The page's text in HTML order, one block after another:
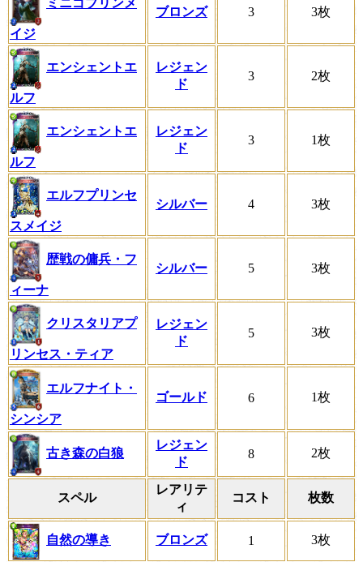
ミニゴブリンメ
イジ
ブロンズ 3 3枚
エンシェントエ
ルフ
レジェン
ド
3 2枚
エンシェントエ
ルフ
レジェン
ド
3 1枚
エルフプリンセ
スメイジ
シルバー 4 3枚
歴戦の傭兵・フ
ィーナ
シルバー 5 3枚
クリスタリアプ
リンセス・ティア
レジェン
ド
5 3枚
エルフナイト・
シンシア
ゴールド 6 1枚
古き森の白狼
レジェン
ド
8 2枚
スペル
レアリテ
ィ
コスト 枚数
自然の導き ブロンズ 1 3枚